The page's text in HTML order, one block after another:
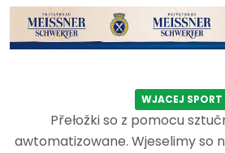
WJACEJ SPORT
Přełožki so z pomocu
awtomatizowane. Wjeselimy so